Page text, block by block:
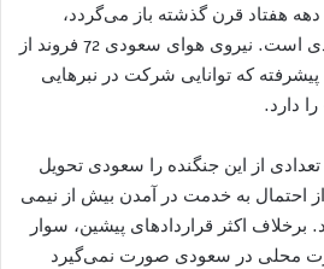
هفتاد قرن گذشته باز می‌گردد،
دومین اسلحه مرگبار سعودی است. نیروی هوای سعودی 72 فروند از
پیشرفته که توانایی شرکت در نبرهایی
دارد.
از این جنگنده را سعودی تحویل
احتمال به خدمت در آمدن بیش از نیمی
برخلاف اکثر قراردادهای پیشین، سوار
محلی در سعودی صورت نمی‌گیرد